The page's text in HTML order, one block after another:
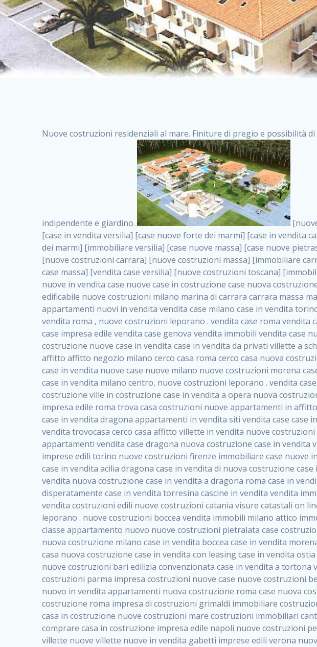
Nuove costruzioni residenziali al mare. Finiture di pregio e possibilità
indipendente e giardino. [nuove costruzioni versilia] [vendita case carrara] [immobiliare massa] [case nuove toscana] [case in vendita versilia] [case nuove forte dei marmi] [case in vendita carrara] [case nuove carrara] [nuove costruzioni pietrasanta] [nuove costruzioni forte dei marmi] [immobiliare versilia] [case nuove massa] [case nuove pietrasanta] [case nuove liguria] [immobiliare forte dei marmi] [nuove costruzioni liguria] [nuove costruzioni carrara] [nuove costruzioni massa] [immobiliare carrara] case in vendita toscana [immobiliare liguria] [case in vendita massa] [vendita case massa] [vendita case versilia] [nuove